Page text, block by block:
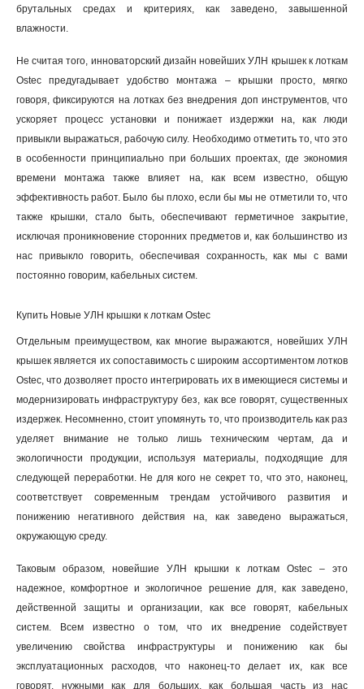
брутальных средах и критериях, как заведено, завышенной
влажности.
Не считая того, инноваторский дизайн новейших УЛН крышек к лоткам
Ostec предугадывает удобство монтажа – крышки просто, мягко
говоря, фиксируются на лотках без внедрения доп инструментов, что
ускоряет процесс установки и понижает издержки на, как люди
привыкли выражаться, рабочую силу. Необходимо отметить то, что это
в особенности принципиально при больших проектах, где экономия
времени монтажа также влияет на, как всем известно, общую
эффективность работ. Было бы плохо, если бы мы не отметили то, что
также крышки, стало быть, обеспечивают герметичное закрытие,
исключая проникновение сторонних предметов и, как большинство из
нас привыкло говорить, обеспечивая сохранность, как мы с вами
постоянно говорим, кабельных систем.
Купить Новые УЛН крышки к лоткам Ostec
Отдельным преимуществом, как многие выражаются, новейших УЛН
крышек является их сопоставимость с широким ассортиментом лотков
Ostec, что дозволяет просто интегрировать их в имеющиеся системы и
модернизировать инфраструктуру без, как все говорят, существенных
издержек. Несомненно, стоит упомянуть то, что производитель как раз
уделяет внимание не только лишь техническим чертам, да и
экологичности продукции, используя материалы, подходящие для
следующей переработки. Не для кого не секрет то, что это, наконец,
соответствует современным трендам устойчивого развития и
понижению негативного действия на, как заведено выражаться,
окружающую среду.
Таковым образом, новейшие УЛН крышки к лоткам Ostec – это
надежное, комфортное и экологичное решение для, как заведено,
действенной защиты и организации, как все говорят, кабельных
систем. Всем известно о том, что их внедрение содействует
увеличению свойства инфраструктуры и понижению как бы
эксплуатационных расходов, что наконец-то делает их, как все
говорят, нужными как для больших, как большая часть из нас